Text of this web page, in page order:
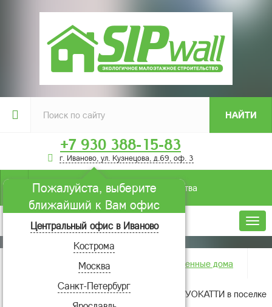
НАЙТИ
+7 930 388-15-83
г. Иваново, ул. Кузнецова, д.69, оф. 3
Пожалуйста, выберите
ближайший к Вам офис
Центральный офис в Иваново
Кострома
Москва
Санкт-Петербург
Условия строительства
Меню
Фотогалерея Построенные дома
Строительство дома 143м2 по проекту ВУОКАТТИ в поселке